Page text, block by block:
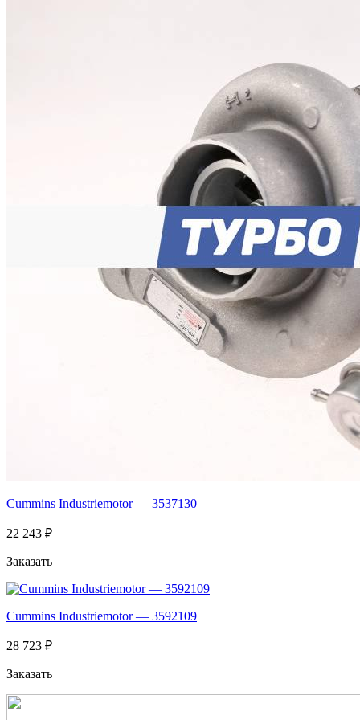
Cummins Industriemotor — 3537130
22 243 ₽
Заказать
Cummins Industriemotor — 3592109
28 723 ₽
Заказать